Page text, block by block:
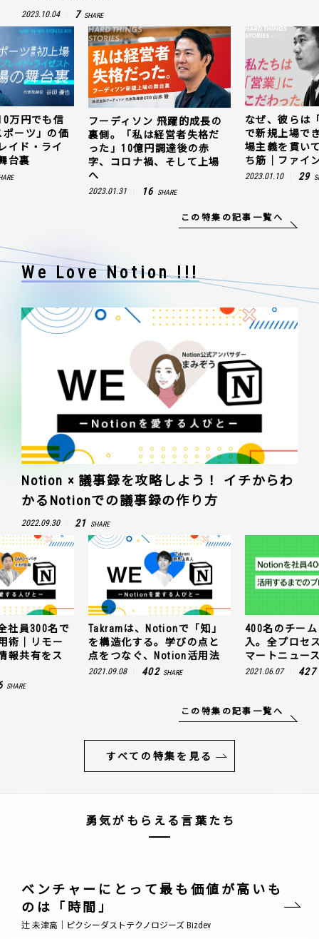
2023.10.04 7 SHARE
万円でも信
ーツ」の価
イド・ライ
台裏
フーディソン 飛躍的成長の
裏側。「私は経営者失格だ
った」10億円調達後の赤
字、コロナ禍、そして上場
へ
2023.01.31 16 SHARE
なぜ、彼らは
で新規上場で
場主義を貫い
ち筋｜ファイ
2023.01.10 29
この特集の記事一覧へ
We Love Notion !!!
Notion × 議事録を攻略しよう！ イチからわ
かるNotionでの議事録の作り方
2022.09.30 21 SHARE
社員300名で
術｜リモー
報共有をス
SHARE
Takramは、Notionで「知」
を構造化する。学びの点と
点をつなぐ、Notion活用法
2021.09.08 402 SHARE
400名のチー
入。全プロセ
マートニュー
2021.06.07 427
この特集の記事一覧へ
すべての特集を見る
勇気がもらえる言葉たち
ベンチャーにとって最も価値が高いも
のは「時間」
辻 未津高｜ピクシーダストテクノロジーズ Bizdev